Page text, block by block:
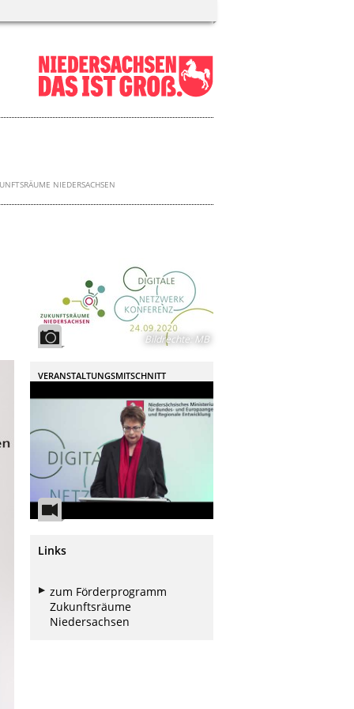
NIEDERSACHSEN
Bildrechte: MB
VERANSTALTUNGSMITSCHNITT
Links
zum Förderprogramm
Zukunftsräume
Niedersachsen